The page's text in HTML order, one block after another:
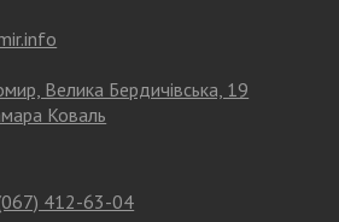
Велика Бердичівська, 19
Коваль
412-63-04